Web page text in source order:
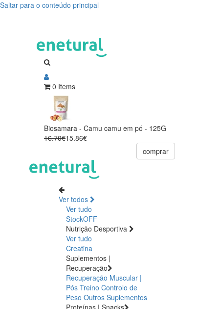
Saltar para o conteúdo principal
0 Items
Biosamara - Camu camu em pó - 125G
16.70€15.86€
comprar
Ver todos
Ver tudo
StockOFF
Nutrição Desportiva
Ver tudo
Creatina
Suplementos |
Recuperação
Recuperação Muscular |
Pós Treino Controlo de
Peso Outros Suplementos
Proteínas | Snacks